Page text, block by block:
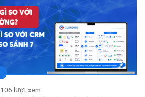
106 lượt xem